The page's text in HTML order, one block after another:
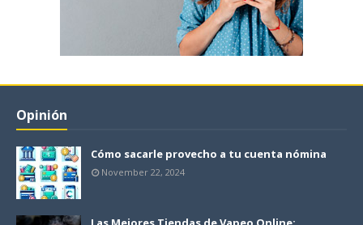
Opinión
Cómo sacarle provecho a tu cuenta nómina
November 22, 2024